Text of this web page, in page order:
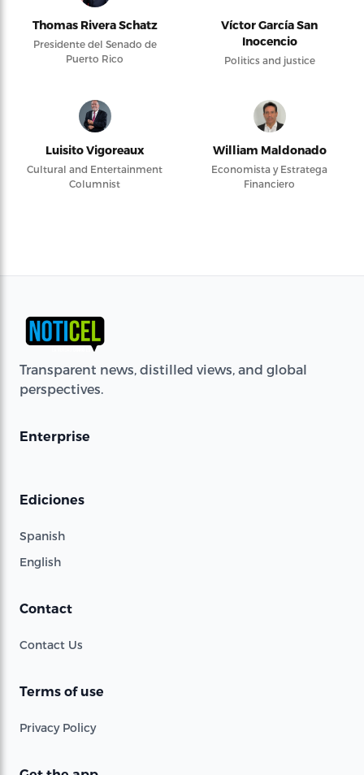
Thomas Rivera Schatz
Presidente del Senado de
Puerto Rico
Víctor García San
Inocencio
Politics and justice
Luisito Vigoreaux
Cultural and Entertainment
Columnist
William Maldonado
Economista y Estratega
Financiero
Transparent news, distilled views, and global
perspectives.
Enterprise
Ediciones
Spanish
English
Contact
Contact Us
Terms of use
Privacy Policy